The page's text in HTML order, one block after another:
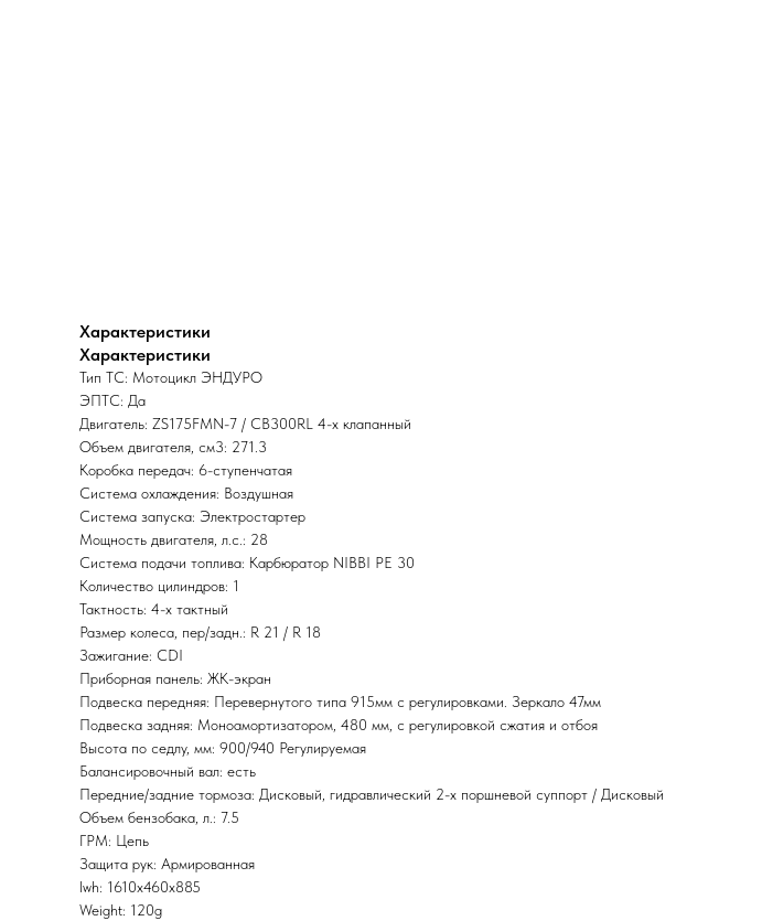
Характеристики
Характеристики
Тип ТС: Мотоцикл ЭНДУРО
ЭПТС: Да
Двигатель: ZS175FMN-7 / CB300RL 4-х клапанный
Объем двигателя, см3: 271.3
Коробка передач: 6-ступенчатая
Система охлаждения: Воздушная
Система запуска: Электростартер
Мощность двигателя, л.с.: 28
Система подачи топлива: Карбюратор NIBBI PE 30
Количество цилиндров: 1
Тактность: 4-x тактный
Размер колеса, пер/задн.: R 21 / R 18
Зажигание: CDI
Приборная панель: ЖК-экран
Подвеска передняя: Перевернутого типа 915мм с регулировками. Зеркало 47мм
Подвеска задняя: Моноамортизатором, 480 мм, с регулировкой сжатия и отбоя
Высота по седлу, мм: 900/940 Регулируемая
Балансировочный вал: есть
Передние/задние тормоза: Дисковый, гидравлический 2-х поршневой суппорт / Дисковый
Объем бензобака, л.: 7.5
ГРМ: Цепь
Защита рук: Армированная
lwh: 1610x460x885
Weight: 120g